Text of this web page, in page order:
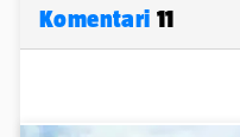
Komentari 11